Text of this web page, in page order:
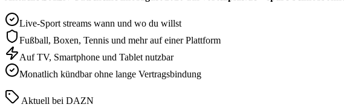
Live-Sport streams wann und wo du willst
Fußball, Boxen, Tennis und mehr auf einer Plattform
Auf TV, Smartphone und Tablet nutzbar
Monatlich kündbar ohne lange Vertragsbindung
Aktuell bei DAZN